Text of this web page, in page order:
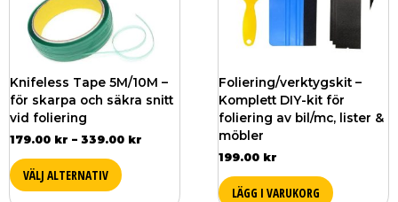
Knifeless Tape 5M/10M –
för skarpa och säkra snitt
vid foliering
179.00 kr – 339.00 kr
VÄLJ ALTERNATIV
olika
alternativen
kan
väljas
på
Foliering/verktygskit –
Komplett DIY-kit för
foliering av bil/mc, lister &
möbler
199.00 kr
LÄGG I VARUKORG